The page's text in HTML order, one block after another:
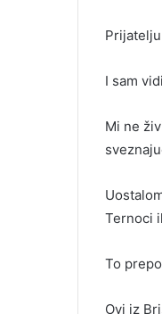
I sam
Mi ne
Ternoci
To
Ovi iz